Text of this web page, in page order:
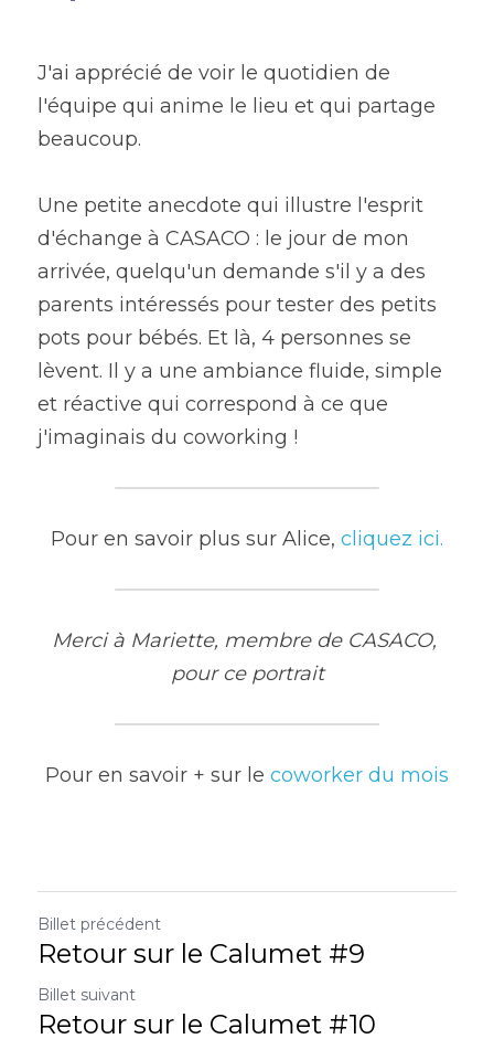
J'ai apprécié de voir le quotidien de
l'équipe qui anime le lieu et qui partage
beaucoup.
Une petite anecdote qui illustre l'esprit
d'échange à CASACO : le jour de mon
arrivée, quelqu'un demande s'il y a des
parents intéressés pour tester des petits
pots pour bébés. Et là, 4 personnes se
lèvent. Il y a une ambiance fluide, simple
et réactive qui correspond à ce que
j'imaginais du coworking !
Pour en savoir plus sur Alice, cliquez ici.
Merci à Mariette, membre de CASACO,
pour ce portrait
Pour en savoir + sur le coworker du mois
Billet précédent
Retour sur le Calumet #9
Billet suivant
Retour sur le Calumet #10